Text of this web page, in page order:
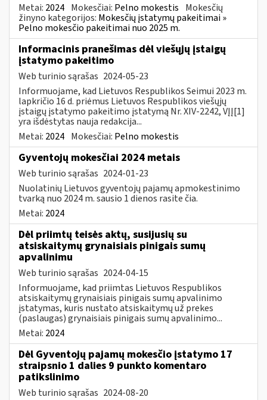
Metai: 2024 Mokesčiai: Pelno mokestis Mokesčių
žinyno kategorijos: Mokesčių įstatymų pakeitimai »
Pelno mokesčio pakeitimai nuo 2025 m.
Informacinis pranešimas dėl viešųjų įstaigų
įstatymo pakeitimo
Web turinio sąrašas 2024-05-23
Informuojame, kad Lietuvos Respublikos Seimui 2023 m.
lapkričio 16 d. priėmus Lietuvos Respublikos viešųjų
įstaigų įstatymo pakeitimo įstatymą Nr. XIV-2242, VĮĮ[1]
yra išdėstytas nauja redakcija...
Metai: 2024 Mokesčiai: Pelno mokestis
Gyventojų mokesčiai 2024 metais
Web turinio sąrašas 2024-01-23
Nuolatinių Lietuvos gyventojų pajamų apmokestinimo
tvarką nuo 2024 m. sausio 1 dienos rasite čia.
Metai: 2024
Dėl priimtų teisės aktų, susijusių su
atsiskaitymų grynaisiais pinigais sumų
apvalinimu
Web turinio sąrašas 2024-04-15
Informuojame, kad priimtas Lietuvos Respublikos
atsiskaitymų grynaisiais pinigais sumų apvalinimo
įstatymas, kuris nustato atsiskaitymų už prekes
(paslaugas) grynaisiais pinigais sumų apvalinimo...
Metai: 2024
Dėl Gyventojų pajamų mokesčio įstatymo 17
straipsnio 1 dalies 9 punkto komentaro
patikslinimo
Web turinio sąrašas 2024-08-20